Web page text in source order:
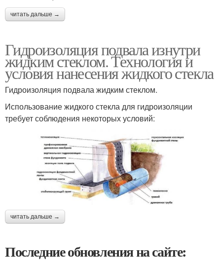
читать дальше →
Гидроизоляция подвала изнутри
жидким стеклом. Технология и
условия нанесения жидкого стекла
Гидроизоляция подвала жидким стеклом.
Использование жидкого стекла для гидроизоляции
требует соблюдения некоторых условий:
читать дальше →
Последние обновления на сайте: